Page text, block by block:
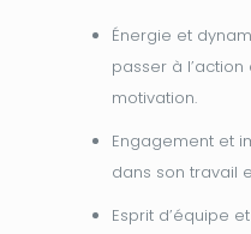
Énergie et
passer à
motivation.
Engagement et
dans son travail
Esprit d’équipe